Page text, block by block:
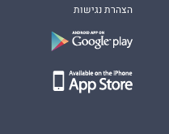
הצהרת נגישות